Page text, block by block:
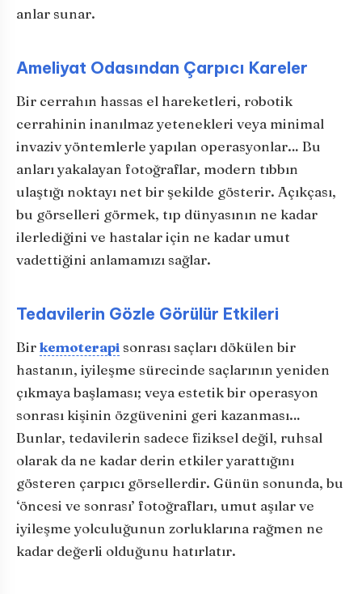
anlar sunar.
Ameliyat Odasından Çarpıcı Kareler
Bir cerrahın hassas el hareketleri, robotik
cerrahinin inanılmaz yetenekleri veya minimal
invaziv yöntemlerle yapılan operasyonlar… Bu
anları yakalayan fotoğraflar, modern tıbbın
ulaştığı noktayı net bir şekilde gösterir. Açıkçası,
bu görselleri görmek, tıp dünyasının ne kadar
ilerlediğini ve hastalar için ne kadar umut
vadettiğini anlamamızı sağlar.
Tedavilerin Gözle Görülür Etkileri
Birkemoterapi sonrası saçları dökülen bir
hastanın, iyileşme sürecinde saçlarının yeniden
çıkmaya başlaması; veya estetik bir operasyon
sonrası kişinin özgüvenini geri kazanması…
Bunlar, tedavilerin sadece fiziksel değil, ruhsal
olarak da ne kadar derin etkiler yarattığını
gösteren çarpıcı görsellerdir. Günün sonunda, bu
‘öncesi ve sonrası’ fotoğrafları, umut aşılar ve
iyileşme yolculuğunun zorluklarına rağmen ne
kadar değerli olduğunu hatırlatır.